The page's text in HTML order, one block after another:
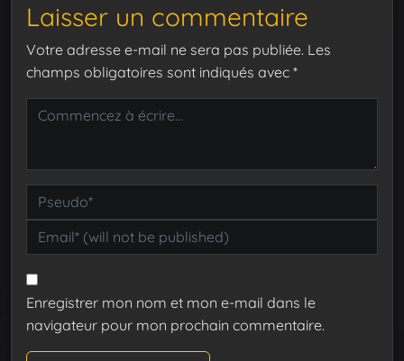
Laisser un commentaire
Votre adresse e-mail ne sera pas publiée. Les
champs obligatoires sont indiqués avec *
Enregistrer mon nom et mon e-mail dans le
navigateur pour mon prochain commentaire.